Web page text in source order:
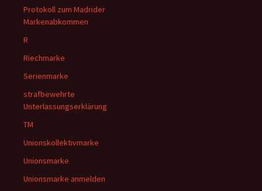
Protokoll zum Madrider
Markenabkommen
R
Riechmarke
Serienmarke
strafbewehrte
Unterlassungserklärung
TM
Unionskollektivmarke
Unionsmarke
Unionsmarke anmelden